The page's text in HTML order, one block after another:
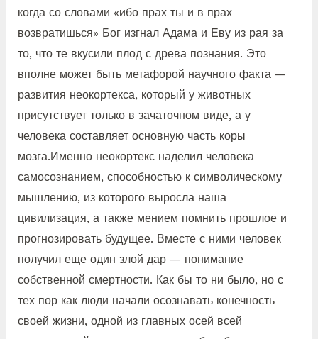
когда со словами «ибо прах ты и в прах
возвратишься» Бог изгнал Адама и Еву из рая за
то, что те вкусили плод с древа познания. Это
вполне может быть метафорой научного факта —
развития неокортекса, который у животных
присутствует только в зачаточном виде, а у
человека составляет основную часть коры
мозга.Именно неокортекс наделил человека
самосознанием, способностью к символическому
мышлению, из которого выросла наша
цивилизация, а также мением помнить прошлое и
прогнозировать будущее. Вместе с ними человек
получил еще один злой дар — понимание
собственной смертности. Как бы то ни было, но с
тех пор как люди начали осознавать конечность
своей жизни, одной из главных осей всей